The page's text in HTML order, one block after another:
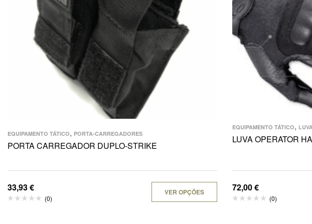
EQUIPAMENTO TÁTICO, PORTA-CARREGADORES
PORTA CARREGADOR DUPLO-STRIKE
33,93€
(0)
VER OPÇÕES
EQUIPAMENTO TÁTICO,
LUVA OPERATOR
72,00€
(0)